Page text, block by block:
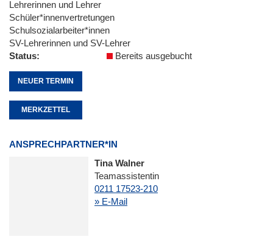
Lehrerinnen und Lehrer
Schüler*innenvertretungen
Schulsozialarbeiter*innen
SV-Lehrerinnen und SV-Lehrer
Status
Bereits ausgebucht
NEUER TERMIN
MERKZETTEL
ANSPRECHPARTNER*IN
Tina Walner
Teamassistentin
0211 17523-210
» E-Mail